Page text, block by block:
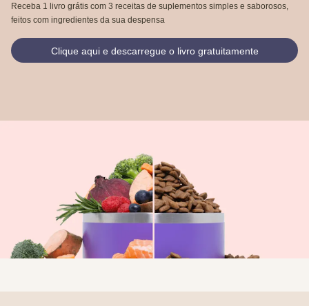
Receba 1 livro grátis com 3 receitas de suplementos simples e saborosos,
feitos com ingredientes da sua despensa
Clique aqui e descarregue o livro gratuitamente